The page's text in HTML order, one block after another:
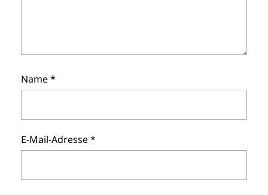
Name*
E-Mail-Adresse*